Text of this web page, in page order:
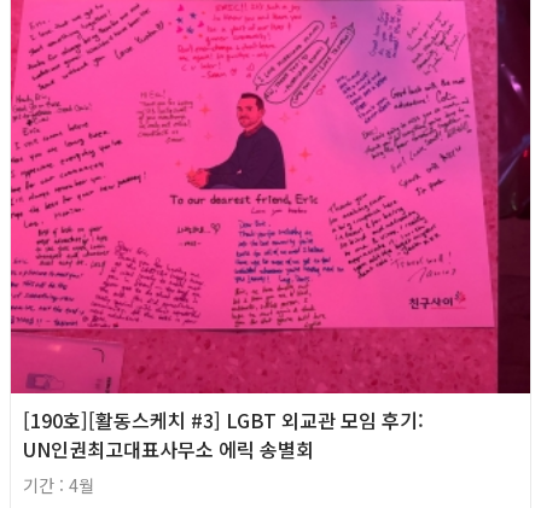
[190호][활동스케치 #3] LGBT 외교관 모임 후기:
UN인권최고대표사무소 에릭 송별회
기간 : 4월